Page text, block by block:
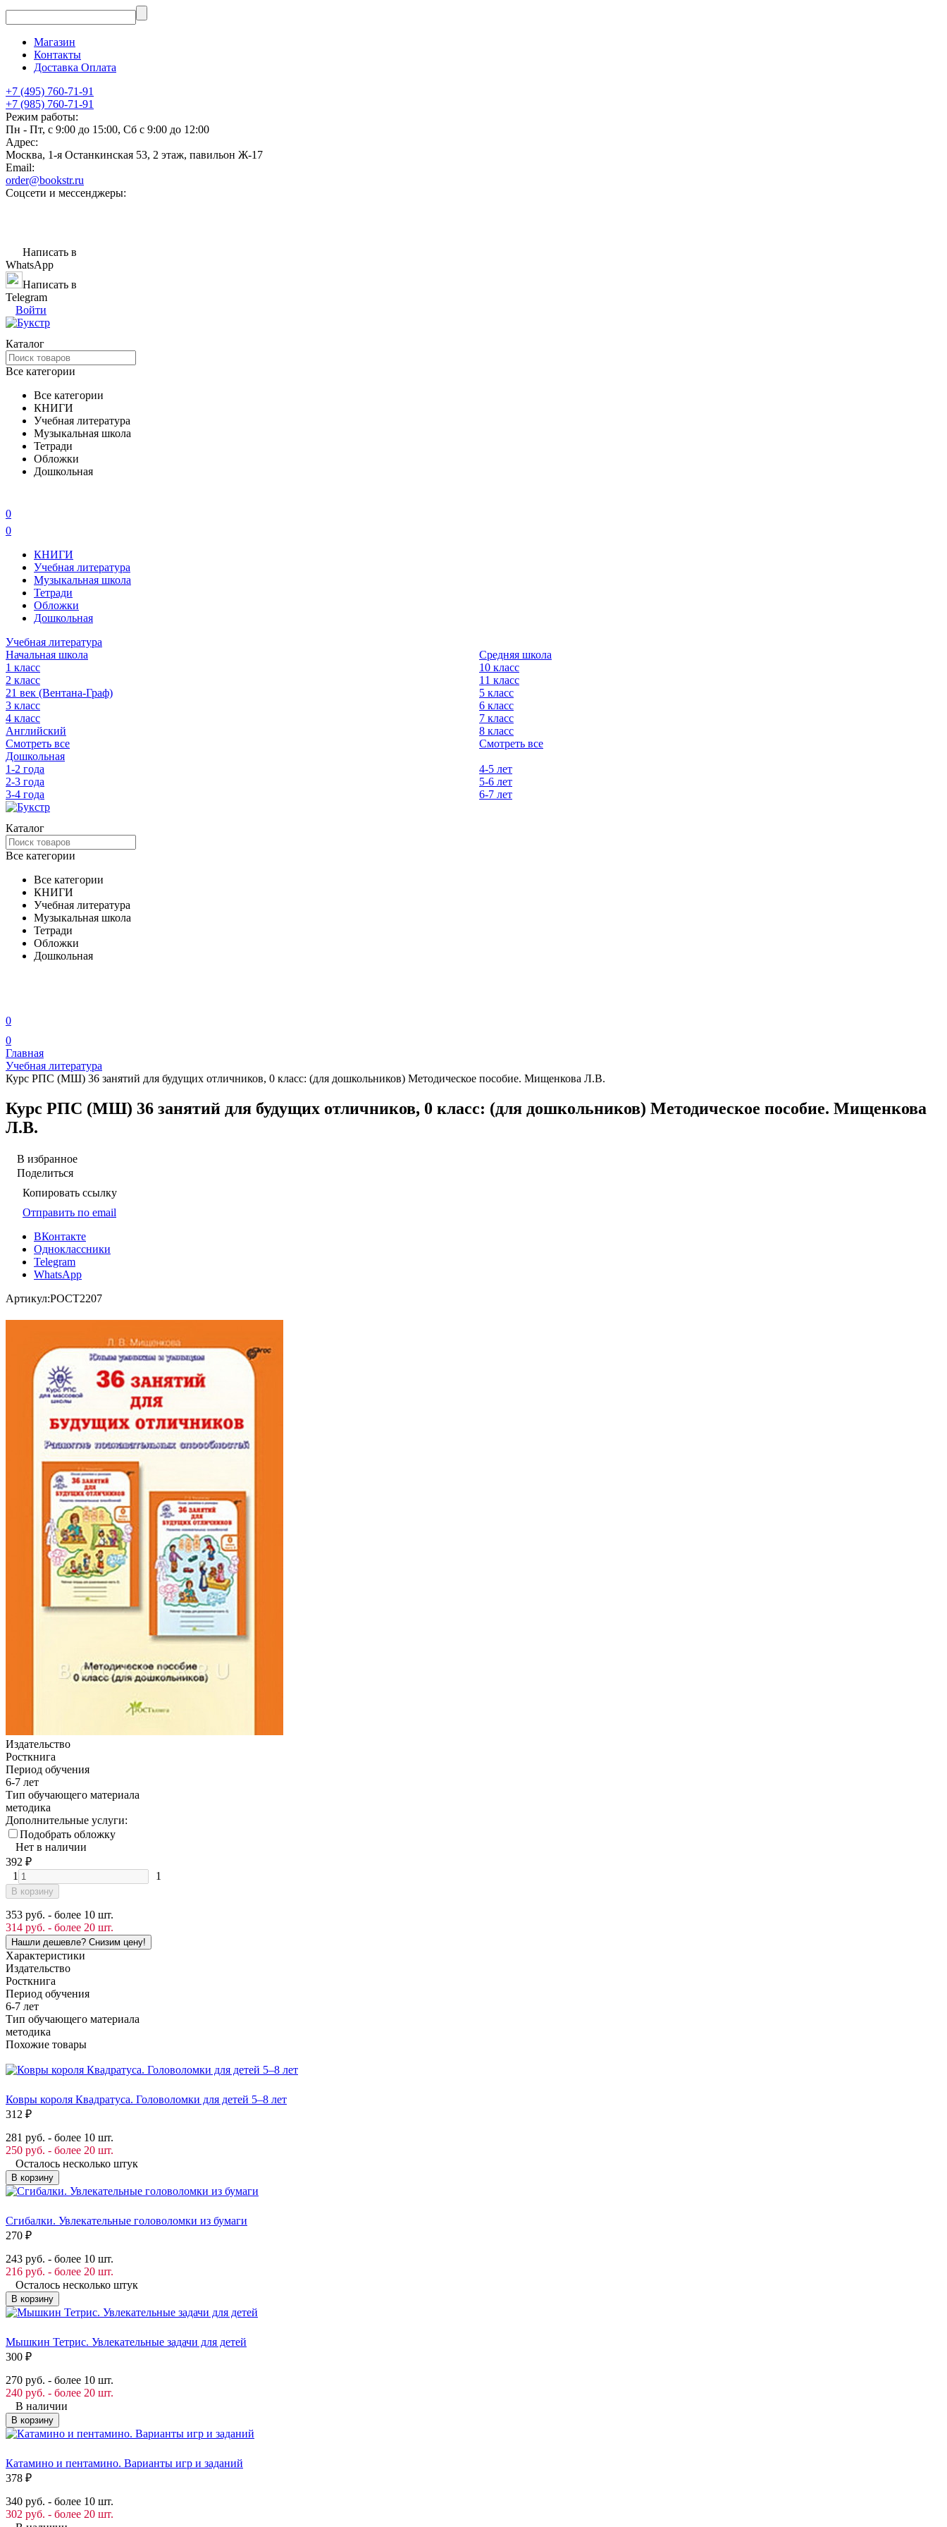
Магазин
Контакты
Доставка Оплата
+7 (495) 760-71-91
+7 (985) 760-71-91
Режим работы:
Пн - Пт, с 9:00 до 15:00, Сб с 9:00 до 12:00
Адрес:
Москва, 1-я Останкинская 53, 2 этаж, павильон Ж-17
Email:
order@bookstr.ru
Соцсети и мессенджеры:
Написать в
WhatsApp
Написать в
Telegram
Войти
Каталог
Все категории
Все категории
КНИГИ
Учебная литература
Музыкальная школа
Тетради
Обложки
Дошкольная
0
0
КНИГИ
Учебная литература
Музыкальная школа
Тетради
Обложки
Дошкольная
Учебная литература
Начальная школа
1 класс
2 класс
21 век (Вентана-Граф)
3 класс
4 класс
Английский
Смотреть все
Средняя школа
10 класс
11 класс
5 класс
6 класс
7 класс
8 класс
Смотреть все
Дошкольная
1-2 года
2-3 года
3-4 года
4-5 лет
5-6 лет
6-7 лет
Каталог
Все категории
Все категории
КНИГИ
Учебная литература
Музыкальная школа
Тетради
Обложки
Дошкольная
0
0
Главная
Учебная литература
Курс РПС (МШ) 36 занятий для будущих отличников, 0 класс: (для дошкольников) Методическое пособие. Мищенкова Л.В.
Курс РПС (МШ) 36 занятий для будущих отличников, 0 класс: (для дошкольников) Методическое пособие. Мищенкова
Л.В.
В избранное
Поделиться
Копировать ссылку
Отправить по email
ВКонтакте
Одноклассники
Telegram
WhatsApp
Артикул:POCT2207
Издательство
Росткнига
Период обучения
6-7 лет
Тип обучающего материала
методика
Дополнительные услуги:
Подобрать обложку
Нет в наличии
392 ₽
1
1
В корзину
353 руб. - более 10 шт.
314 руб. - более 20 шт.
Характеристики
Издательство
Росткнига
Период обучения
6-7 лет
Тип обучающего материала
методика
Похожие товары
Ковры короля Квадратуса. Головоломки для детей 5–8 лет
312 ₽
281 руб. - более 10 шт.
250 руб. - более 20 шт.
Осталось несколько штук
В корзину
Сгибалки. Увлекательные головоломки из бумаги
270 ₽
243 руб. - более 10 шт.
216 руб. - более 20 шт.
Осталось несколько штук
В корзину
Мышкин Тетрис. Увлекательные задачи для детей
300 ₽
270 руб. - более 10 шт.
240 руб. - более 20 шт.
В наличии
В корзину
Катамино и пентамино. Варианты игр и заданий
378 ₽
340 руб. - более 10 шт.
302 руб. - более 20 шт.